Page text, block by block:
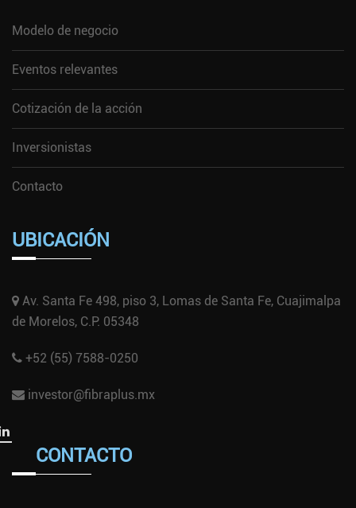
Modelo de negocio
Eventos relevantes
Cotización de la acción
Inversionistas
Contacto
UBICACIÓN
Av. Santa Fe 498, piso 3, Lomas de Santa Fe, Cuajimalpa
de Morelos, C.P. 05348
+52 (55) 7588-0250
investor@fibraplus.mx
CONTACTO